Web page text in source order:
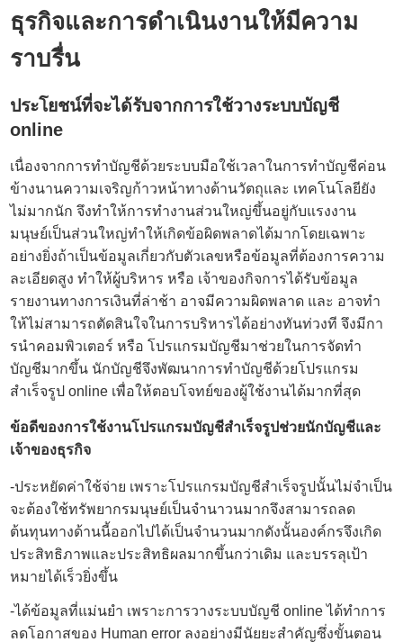
ธุรกิจและการดำเนินงานให้มีความ
ราบรื่น
ประโยชน์ที่จะได้รับจากการใช้วางระบบบัญชี
online
เนื่องจากการทําบัญชีด้วยระบบมือใช้เวลาในการทําบัญชีค่อน
ข้างนานความเจริญก้าวหน้าทางด้านวัตถุและ เทคโนโลยียัง
ไม่มากนัก จึงทำให้การทำงานส่วนใหญ่ขึ้นอยู่กับแรงงาน
มนุษย์เป็นส่วนใหญ่ทำให้เกิดข้อผิดพลาดได้มากโดยเฉพาะ
อย่างยิ่งถ้าเป็นข้อมูลเกี่ยวกับตัวเลขหรือข้อมูลที่ต้องการความ
ละเอียดสูง ทำให้ผู้บริหาร หรือ เจ้าของกิจการได้รับข้อมูล
รายงานทางการเงินที่ล่าช้า อาจมีความผิดพลาด และ อาจทํา
ให้ไม่สามารถตัดสินใจในการบริหารได้อย่างทันท่วงที จึงมีกา
รนําคอมพิวเตอร์ หรือ โปรแกรมบัญชีมาช่วยในการจัดทํา
บัญชีมากขึ้น นักบัญชีจึงพัฒนาการทำบัญชีด้วยโปรแกรม
สำเร็จรูป online เพื่อให้ตอบโจทย์ของผู้ใช้งานได้มากที่สุด
ข้อดีของการใช้งานโปรแกรมบัญชีสำเร็จรูปช่วยนักบัญชีและ
เจ้าของธุรกิจ
-ประหยัดค่าใช้จ่าย เพราะโปรแกรมบัญชีสำเร็จรูปนั้นไม่จำเป็น
จะต้องใช้ทรัพยากรมนุษย์เป็นจำนาวนมากจึงสามารถลด
ต้นทุนทางด้านนี้ออกไปได้เป็นจำนวนมากดังนั้นองค์กรจึงเกิด
ประสิทธิภาพและประสิทธิผลมากขึ้นกว่าเดิม และบรรลุเป้า
หมายได้เร็วยิ่งขึ้น
-ได้ข้อมูลที่แม่นยำ เพราะการวางระบบบัญชี onlineได้ทำการ
ลดโอกาสของ Human error ลงอย่างมีนัยยะสำคัญซึ่งขั้นตอน